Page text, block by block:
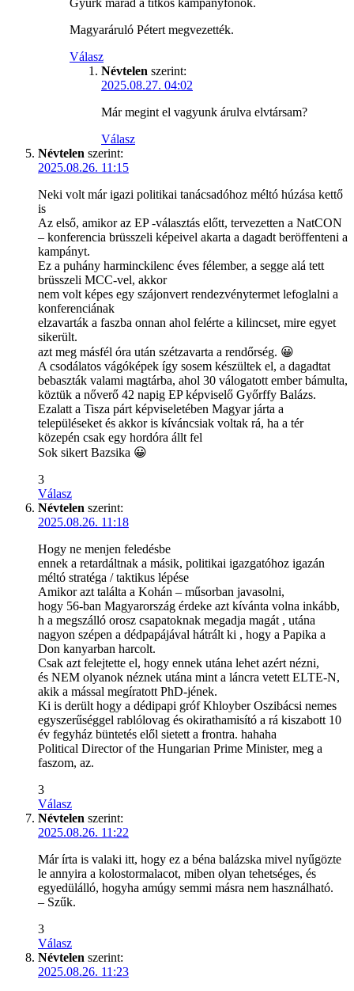
Gyürk marad a titkos kampányfőnök.
Magyaráruló Pétert megvezették.
Válasz
Névtelen szerint:
2025.08.27. 04:02
Már megint el vagyunk árulva elvtársam?
Válasz
Névtelen szerint:
2025.08.26. 11:15
Neki volt már igazi politikai tanácsadóhoz méltó húzása kettő
is
Az első, amikor az EP -választás előtt, tervezetten a NatCON
– konferencia brüsszeli képeivel akarta a dagadt beröffenteni a
kampányt.
Ez a puhány harminckilenc éves félember, a segge alá tett
brüsszeli MCC-vel, akkor
nem volt képes egy szájonvert rendezvénytermet lefoglalni a
konferenciának
elzavarták a faszba onnan ahol felérte a kilincset, mire egyet
sikerült.
azt meg másfél óra után szétzavarta a rendőrség. 😀
A csodálatos vágóképek így sosem készültek el, a dagadtat
bebaszták valami magtárba, ahol 30 válogatott ember bámulta,
köztük a nőverő 42 napig EP képviselő Győrffy Balázs.
Ezalatt a Tisza párt képviseletében Magyar járta a
településeket és akkor is kíváncsiak voltak rá, ha a tér
közepén csak egy hordóra állt fel
Sok sikert Bazsika 😀
3
Válasz
Névtelen szerint:
2025.08.26. 11:18
Hogy ne menjen feledésbe
ennek a retardáltnak a másik, politikai igazgatóhoz igazán
méltó stratéga / taktikus lépése
Amikor azt találta a Kohán – műsorban javasolni,
hogy 56-ban Magyarország érdeke azt kívánta volna inkább,
h a megszálló orosz csapatoknak megadja magát , utána
nagyon szépen a dédpapájával hátrált ki , hogy a Papika a
Don kanyarban harcolt.
Csak azt felejtette el, hogy ennek utána lehet azért nézni,
és NEM olyanok néznek utána mint a láncra vetett ELTE-N,
akik a mással megíratott PhD-jének.
Ki is derült hogy a dédipapi gróf Khloyber Oszibácsi nemes
egyszerűséggel rablólovag és okirathamisító a rá kiszabott 10
év fegyház büntetés elől sietett a frontra. hahaha
Political Director of the Hungarian Prime Minister, meg a
faszom, az.
3
Válasz
Névtelen szerint:
2025.08.26. 11:22
Már írta is valaki itt, hogy ez a béna balázska mivel nyűgözte
le annyira a kolostormalacot, miben olyan tehetséges, és
egyedülálló, hogyha amúgy semmi másra nem használható.
– Szűk.
3
Válasz
Névtelen szerint:
2025.08.26. 11:23